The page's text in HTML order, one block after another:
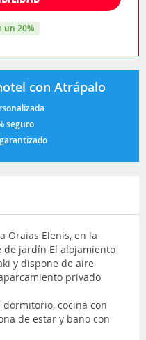
un 20%
con Atrápalo
seguro
Oraias Elenis, en la
de jardín El alojamiento
y dispone de aire
privado
cocina con
de estar y baño con